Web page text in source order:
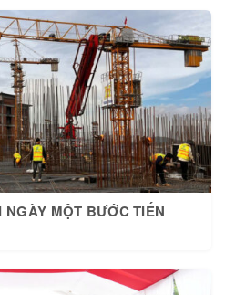
MỘT BƯỚC TIẾN